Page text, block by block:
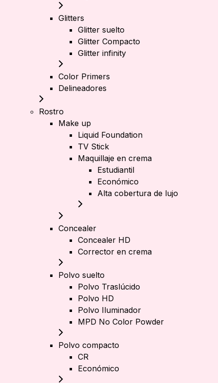
Glitters
Glitter suelto
Glitter Compacto
Glitter infinity
Color Primers
Delineadores
Rostro
Make up
Liquid Foundation
TV Stick
Maquillaje en crema
Estudiantil
Económico
Alta cobertura de lujo
Concealer
Concealer HD
Corrector en crema
Polvo suelto
Polvo Traslúcido
Polvo HD
Polvo Iluminador
MPD No Color Powder
Polvo compacto
CR
Económico